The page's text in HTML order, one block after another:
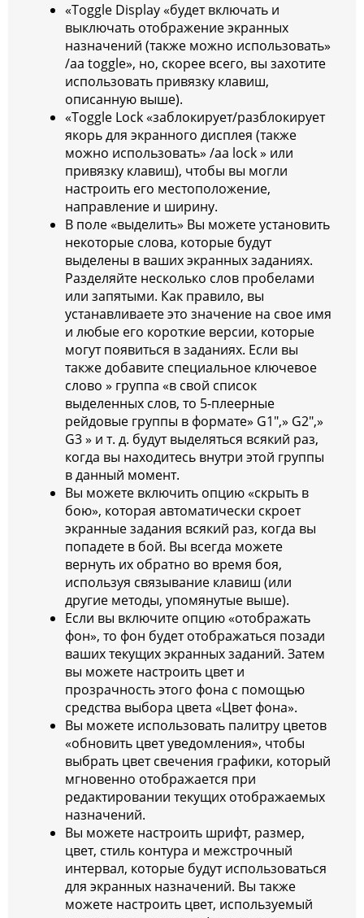
«Toggle Display «будет включать и
выключать отображение экранных
назначений (также можно использовать»
/aa toggle», но, скорее всего, вы захотите
использовать привязку клавиш,
описанную выше).
«Toggle Lock «заблокирует/разблокирует
якорь для экранного дисплея (также
можно использовать» /aa lock » или
привязку клавиш), чтобы вы могли
настроить его местоположение,
направление и ширину.
В поле «выделить» Вы можете установить
некоторые слова, которые будут
выделены в ваших экранных заданиях.
Разделяйте несколько слов пробелами
или запятыми. Как правило, вы
устанавливаете это значение на свое имя
и любые его короткие версии, которые
могут появиться в заданиях. Если вы
также добавите специальное ключевое
слово » группа «в свой список
выделенных слов, то 5-плеерные
рейдовые группы в формате» G1″,» G2″,»
G3 » и т. д. будут выделяться всякий раз,
когда вы находитесь внутри этой группы
в данный момент.
Вы можете включить опцию «скрыть в
бою», которая автоматически скроет
экранные задания всякий раз, когда вы
попадете в бой. Вы всегда можете
вернуть их обратно во время боя,
используя связывание клавиш (или
другие методы, упомянутые выше).
Если вы включите опцию «отображать
фон», то фон будет отображаться позади
ваших текущих экранных заданий. Затем
вы можете настроить цвет и
прозрачность этого фона с помощью
средства выбора цвета «Цвет фона».
Вы можете использовать палитру цветов
«обновить цвет уведомления», чтобы
выбрать цвет свечения графики, который
мгновенно отображается при
редактировании текущих отображаемых
назначений.
Вы можете настроить шрифт, размер,
цвет, стиль контура и межстрочный
интервал, которые будут использоваться
для экранных назначений. Вы также
можете настроить цвет, используемый